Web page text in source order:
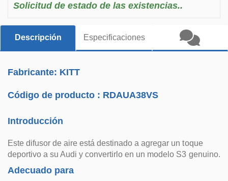
Solicitud de estado de las existencias..
Descripción Especificaciones
Fabricante: KITT
Código de producto : RDAUA38VS
Introducción
Este difusor de aire está destinado a agregar un toque
deportivo a su Audi y convertirlo en un modelo S3 genuino.
Adecuado para